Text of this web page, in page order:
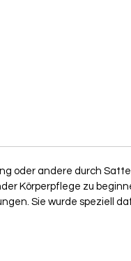
oder andere durch
Körperpflege zu
Sie wurde speziell